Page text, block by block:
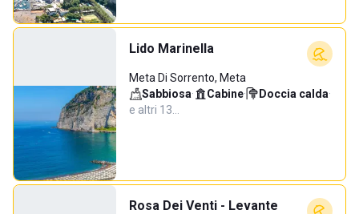
Lido Marinella
Meta Di Sorrento, Meta
Sabbiosa· Cabine· Doccia calda·
e altri 13…
Rosa Dei Venti - Levante